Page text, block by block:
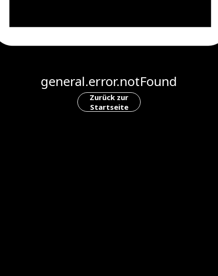
general.error.notFound
Zurück zur
Startseite